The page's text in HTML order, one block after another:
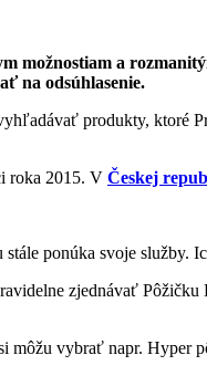
možnostiam a
na odsúhlasenie.
produkty, ktoré
roka 2015. V Českej
ponúka svoje
zjednávať
vybrať napr.